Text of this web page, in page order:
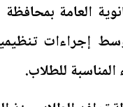
العامة بمحافظة
وسط إجراءات
للطلاب.